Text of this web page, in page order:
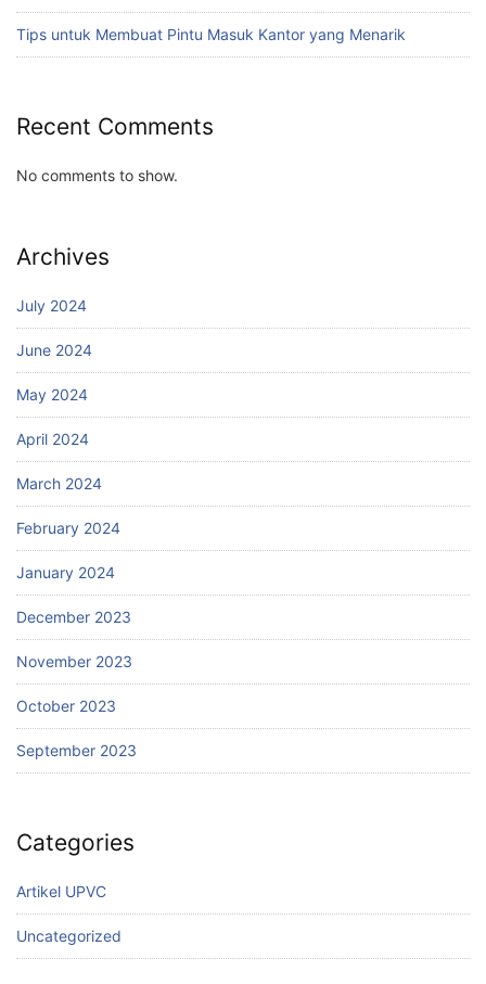
Tips untuk Membuat Pintu Masuk Kantor yang Menarik
Recent Comments
No comments to show.
Archives
July 2024
June 2024
May 2024
April 2024
March 2024
February 2024
January 2024
December 2023
November 2023
October 2023
September 2023
Categories
Artikel UPVC
Uncategorized